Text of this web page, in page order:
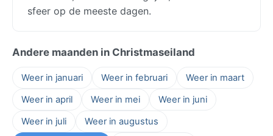
sfeer op de meeste dagen.
Andere maanden in Christmaseiland
Weer in januari Weer in februari
Weer in maart
Weer in april
Weer in mei
Weer in juni
Weer in juli
Weer in augustus